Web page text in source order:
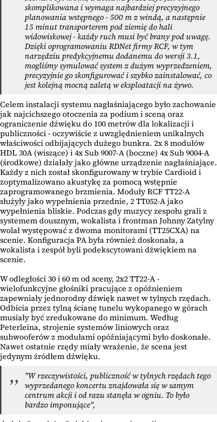
skomplikowana i wymaga najbardziej precyzyjnego
planowania wstępnego - 500 m z windą, a następnie
15 minut transporterem pod ziemię do hali
widowiskowej - każdy ruch musi być brany pod uwagę.
Dzięki oprogramowaniu RDNet firmy RCF, w tym
narzędziu predykcyjnemu dodanemu do wersji 3.1,
mogliśmy symulować system z dużym wyprzedzeniem,
precyzyjnie go skonfigurować i szybko zainstalować, co
jest kolejną mocną zaletą w eksploatacji na żywo.
Celem instalacji systemu nagłaśniającego było zachowanie
jak najcichszego otoczenia za podium i sceną oraz
ograniczenie dźwięku do 100 metrów dla lokalizacji i
publiczności - oczywiście z uwzględnieniem unikalnych
właściwości odbijających dużego bunkra. 2x 8 modułów
HDL 30A (wiszące) i 4x Sub 9007-A (boczne) 4x Sub 9004-A
(środkowe) działały jako główne urządzenie nagłaśniające.
Każdy z nich został skonfigurowany w trybie Cardioid i
zoptymalizowano akustykę za pomocą wstępnie
zaprogramowanego brzmienia. Moduły RCF TT22-A
służyły jako wypełnienia przednie, 2 TT052-A jako
wypełnienia bliskie. Podczas gdy muzycy zespołu grali z
systemem dousznym, wokalista i frontman Johnny Zatylny
wolał występować z dwoma monitorami (TT25CXA) na
scenie. Konfiguracja PA była również doskonała, a
wokalista i zespół byli podekscytowani dźwiękiem na
scenie.
W odległości 30 i 60 m od sceny, 2x2 TT22-A -
wielofunkcyjne głośniki pracujące z opóźnieniem
zapewniały jednorodny dźwięk nawet w tylnych rzędach.
Odbicia przez tylną ścianę tunelu wykopanego w górach
musiały być zredukowane do minimum. Według
Peterleina, strojenie systemów liniowych oraz
subwooferów z modułami opóźniającymi było doskonałe.
Nawet ostatnie rzędy miały wrażenie, że scena jest
jedynym źródłem dźwięku.
"W rzeczywistości, publiczność w tylnych rzędach tego
wyprzedanego koncertu znajdowała się w samym
centrum akcji i od razu stanęła w ogniu. To było
bardzo imponujące",